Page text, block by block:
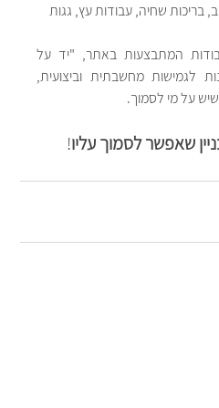
בריכות שחיה, עבודות עץ, גגות
ו. מעקב צמוד על כלל העבודות המתבצעות באתר, "יד על
על מי לסמוך.
שאפשר לסמוך עליו!